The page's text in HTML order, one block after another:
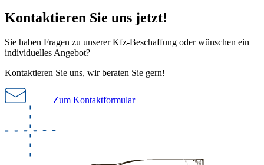
Kontaktieren Sie uns jetzt!
Sie haben Fragen zu unserer Kfz-Beschaffung oder wünschen ein
individuelles Angebot?
Kontaktieren Sie uns, wir beraten Sie gern!
Zum Kontaktformular